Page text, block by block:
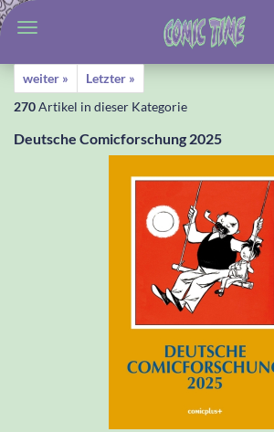
weiter »
Letzter »
270Artikel in dieser Kategorie
Deutsche Comicforschung 2025